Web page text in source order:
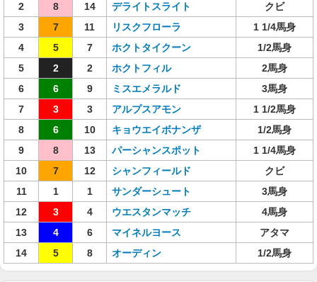
2
8 14 デライトスライト
クビ
3
7 11 リスクフローラ
1 1/4馬身
4
5 7 ホクトタイクーン
1/2馬身
5
2 2 ホクトフィル
2馬身
6
6 9 ミスエメラルド
3馬身
7
3 3 アルプスアモン
1 1/2馬身
8
6 10 キョウエイボナンザ
1/2馬身
9
8 13 パーシャンスポット
1 1/4馬身
10
7 12 シャンフィールド
クビ
11
1 1 サンダーシュート
3馬身
12
3 4 ウエスタンマッチ
4馬身
13
4 6 マイネルヨース
アタマ
14
5 8 オーディン 1/2馬身